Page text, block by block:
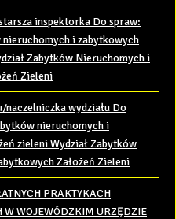
inspektorka Do spraw:
i zabytkowych
Zabytków Nieruchomych i
Zieleni
naczelniczka wydziału Do
nieruchomych i
zieleni Wydział Zabytków
Założeń Zieleni
PRAKTYKACH
W WOJEWÓDZKIM URZĘDZIE